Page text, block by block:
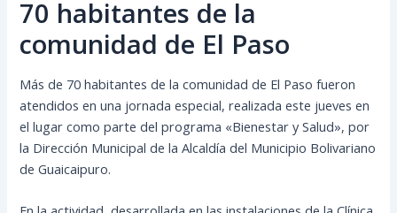
70 habitantes de la
comunidad de El Paso
Más de 70 habitantes de la comunidad de El Paso fueron
atendidos en una jornada especial, realizada este jueves en
el lugar como parte del programa «Bienestar y Salud», por
la Dirección Municipal de la Alcaldía del Municipio Bolivariano
de Guaicaipuro.